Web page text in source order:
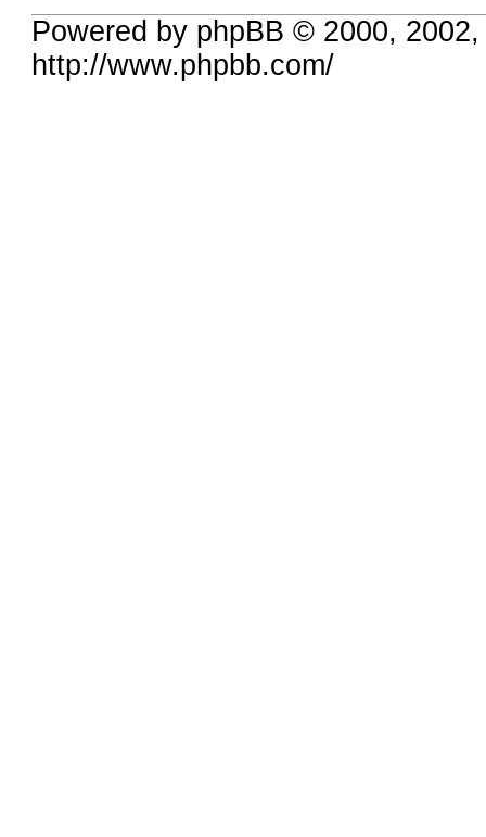
Powered by phpBB © 2000,
http://www.phpbb.com/